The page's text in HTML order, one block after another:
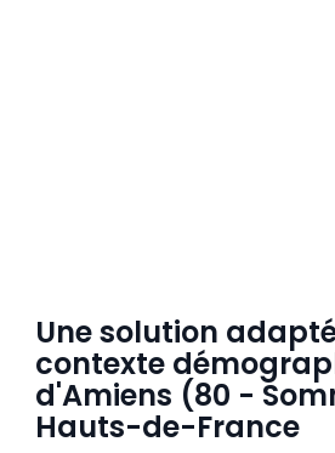
Une solution
contexte
d'Amiens (80 -
Hauts-de-France